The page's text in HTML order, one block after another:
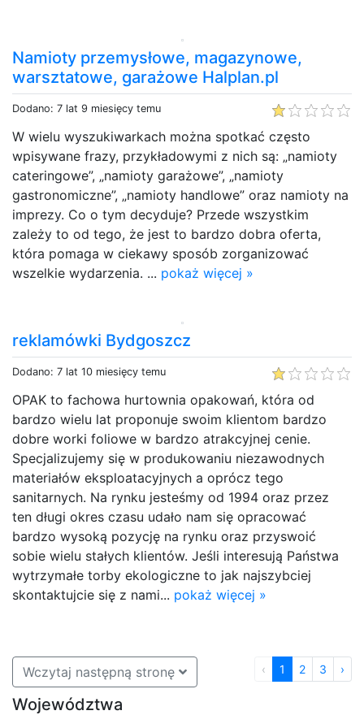
Namioty przemysłowe, magazynowe,
warsztatowe, garażowe Halplan.pl
Dodano: 7 lat 9 miesięcy temu
W wielu wyszukiwarkach można spotkać często
wpisywane frazy, przykładowymi z nich są: „namioty
cateringowe”, „namioty garażowe”, „namioty
gastronomiczne”, „namioty handlowe” oraz namioty na
imprezy. Co o tym decyduje? Przede wszystkim
zależy to od tego, że jest to bardzo dobra oferta,
która pomaga w ciekawy sposób zorganizować
wszelkie wydarzenia. ... pokaż więcej »
reklamówki Bydgoszcz
Dodano: 7 lat 10 miesięcy temu
OPAK to fachowa hurtownia opakowań, która od
bardzo wielu lat proponuje swoim klientom bardzo
dobre worki foliowe w bardzo atrakcyjnej cenie.
Specjalizujemy się w produkowaniu niezawodnych
materiałów eksploatacyjnych a oprócz tego
sanitarnych. Na rynku jesteśmy od 1994 oraz przez
ten długi okres czasu udało nam się opracować
bardzo wysoką pozycję na rynku oraz przyswoić
sobie wielu stałych klientów. Jeśli interesują Państwa
wytrzymałe torby ekologiczne to jak najszybciej
skontaktujcie się z nami... pokaż więcej »
Wczytaj następną stronę ‹ 1 2 3 ›
Województwa